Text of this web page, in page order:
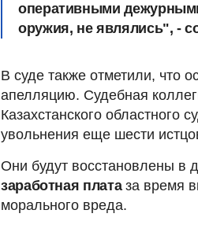
оперативными
оружия, не являлись", -
В суде также отметили, что
апелляцию. Судебная
Казахстанского областного
увольнения еще шести
Они будут восстановлены в
заработная платаза время
морального вреда.